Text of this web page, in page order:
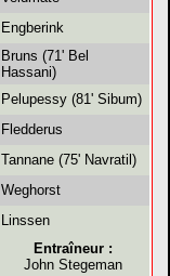
Engberink
Bruns (71' Bel
Hassani)
Pelupessy (81' Sibum)
Fledderus
Tannane (75' Navratil)
Weghorst
Linssen
Entraîneur :
John Stegeman